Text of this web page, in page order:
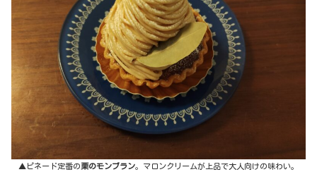
▲ピネード定番の栗のモンブラン。マロンクリームが上品で大人向けの味わい。